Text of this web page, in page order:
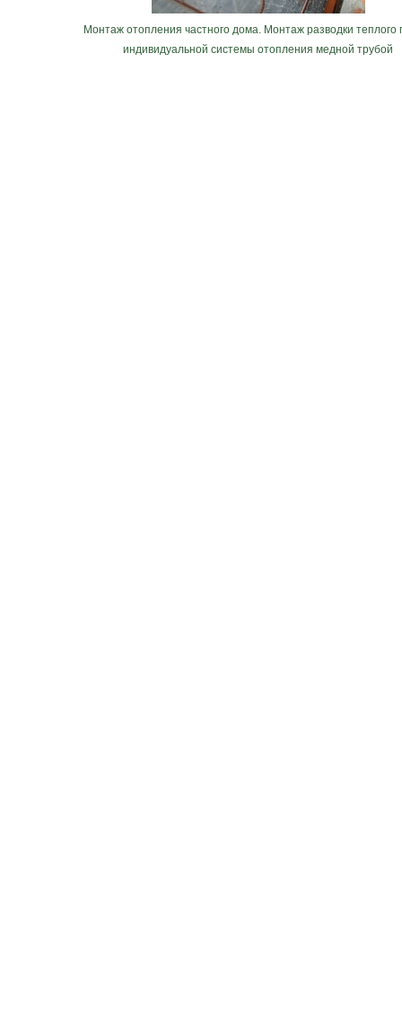
Монтаж отопления частного дома. Монтаж разводки теплого
индивидуальной системы отопления медной трубой